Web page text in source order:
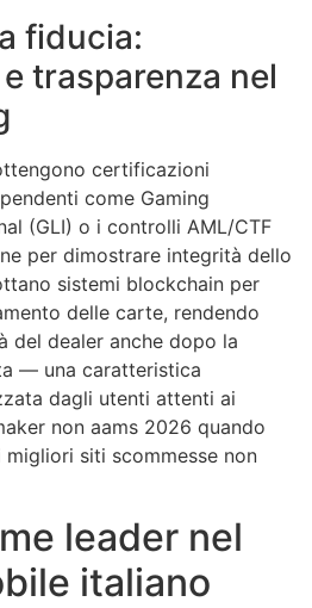
fiducia:
trasparenza nel
certificazioni
come Gaming
(GLI) o i controlli AML/CTF
per dimostrare integrità dello
sistemi blockchain per
delle carte, rendendo
del dealer anche dopo la
— una caratteristica
dagli utenti attenti ai
non aams 2026 quando
siti scommesse non
leader nel
italiano